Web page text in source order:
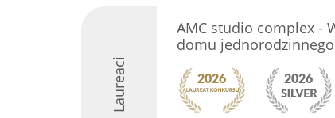
Laureaci
AMC studio complex -
domu jednorodzinnego